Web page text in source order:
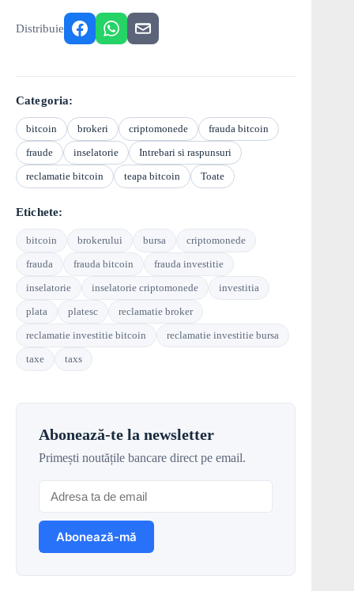
Distribuie
Categoria:
bitcoin brokeri criptomonede
frauda bitcoin
fraude
inselatorie
Intrebari si raspunsuri
reclamatie bitcoin
teapa bitcoin Toate
Etichete:
bitcoin brokerului bursa
criptomonede
frauda
frauda bitcoin
frauda investitie
inselatorie
inselatorie criptomonede
investitia
plata
platesc
reclamatie broker
reclamatie investitie bitcoin
reclamatie investitie bursa
taxe
taxs
Abonează-te la newsletter
Primești noutățile bancare direct pe email.